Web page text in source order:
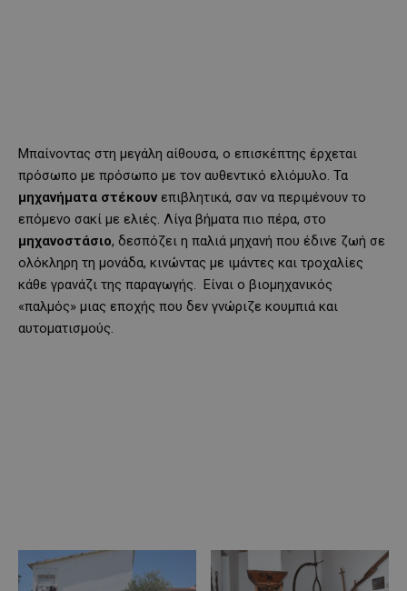
Μπαίνοντας στη μεγάλη αίθουσα, ο επισκέπτης έρχεται
πρόσωπο με πρόσωπο με τον αυθεντικό ελιόμυλο. Τα
μηχανήματα στέκουν επιβλητικά, σαν να περιμένουν το
επόμενο σακί με ελιές. Λίγα βήματα πιο πέρα, στο
μηχανοστάσιο, δεσπόζει η παλιά μηχανή που έδινε ζωή σε
ολόκληρη τη μονάδα, κινώντας με ιμάντες και τροχαλίες
κάθε γρανάζι της παραγωγής. Είναι ο βιομηχανικός
«παλμός» μιας εποχής που δεν γνώριζε κουμπιά και
αυτοματισμούς.